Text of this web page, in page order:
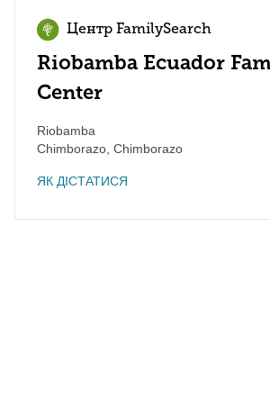
Центр FamilySearch
Riobamba Ecuador
Center
Riobamba
Chimborazo Chimborazo
ЯК ДІСТАТИСЯ